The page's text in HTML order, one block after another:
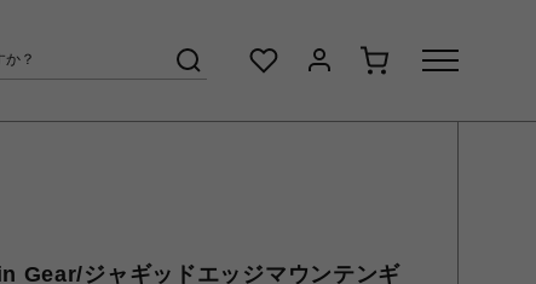
Gear/ジャギッドエッジマウンテンギ